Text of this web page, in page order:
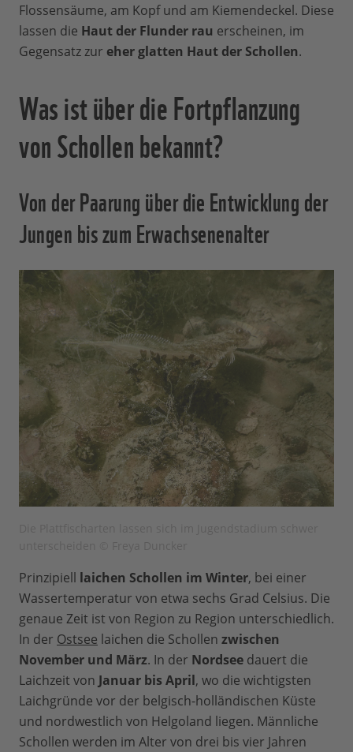
Flossensäume, am Kopf und am Kiemendeckel. Diese
lassen die Haut der Flunder rau erscheinen, im
Gegensatz zur eher glatten Haut der Schollen.
Was ist über die Fortpflanzung
von Schollen bekannt?
Von der Paarung über die Entwicklung der
Jungen bis zum Erwachsenenalter
Prinzipiell laichen Schollen im Winter, bei einer
Wassertemperatur von etwa sechs Grad Celsius. Die
genaue Zeit ist von Region zu Region unterschiedlich.
In der Ostsee laichen die Schollen zwischen
November und März. In der Nordsee dauert die
Laichzeit von Januar bis April, wo die wichtigsten
Laichgründe vor der belgisch-holländischen Küste
und nordwestlich von Helgoland liegen. Männliche
Schollen werden im Alter von drei bis vier Jahren